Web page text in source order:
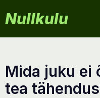
Nullkulu
mida juku ei õpi seda juhan ei
tea